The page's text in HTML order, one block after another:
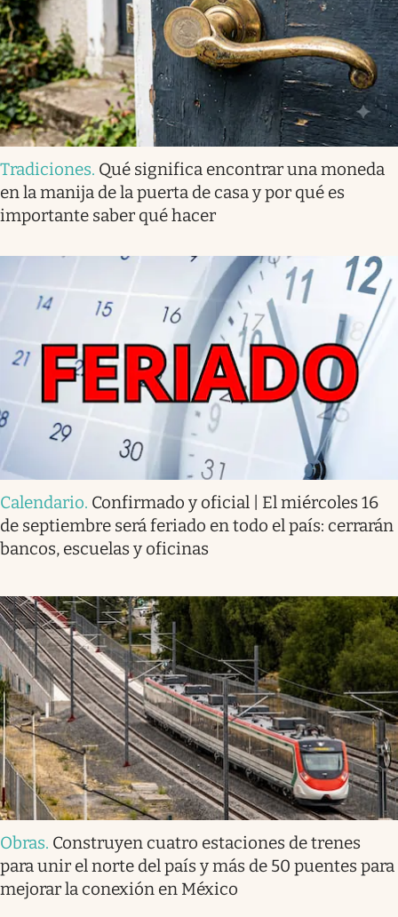
Tradiciones. Qué significa encontrar una moneda
en la manija de la puerta de casa y por qué es
importante saber qué hacer
Calendario. Confirmado y oficial | El miércoles 16
de septiembre será feriado en todo el país: cerrarán
bancos, escuelas y oficinas
Obras. Construyen cuatro estaciones de trenes
para unir el norte del país y más de 50 puentes para
mejorar la conexión en México